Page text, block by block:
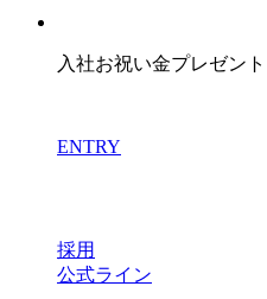
入社お祝い金プレゼント
ENTRY
採用
公式ライン